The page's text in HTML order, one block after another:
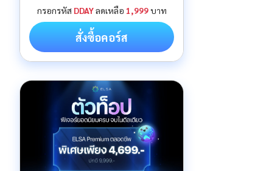
กรอกรหัส DDAYลดเหลือ 1,999บาท
สั่งซื้อคอร์ส